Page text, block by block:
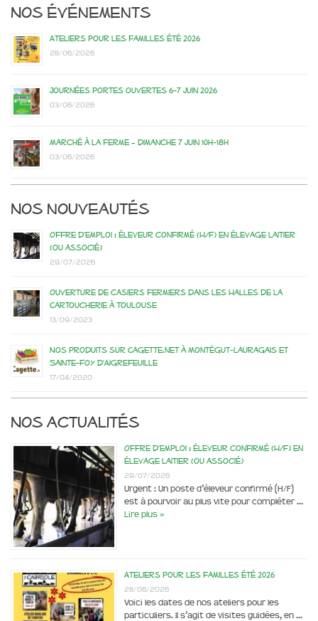
Nos événements
Ateliers pour les familles été 2026
28/06/2026
Journées portes ouvertes 6-7 juin 2026
03/06/2026
Marché à la ferme – dimanche 7 juin 10h-18h
03/06/2026
Nos nouveautés
Offre d’emploi : éleveur confirmé (H/F) en élevage laitier
(ou associé)
29/07/2026
Ouverture de casiers fermiers dans les Halles de la
Cartoucherie à Toulouse
13/09/2023
Nos produits sur Cagette.net à Montégut-Lauragais et
Sainte-Foy d’Aigrefeuille
17/04/2020
Nos actualités
Offre d’emploi : éleveur confirmé (H/F) en
élevage laitier (ou associé)
29/07/2026
Urgent : Un poste d’éleveur confirmé (H/F)
est à pourvoir au plus vite pour compléter …
Lire plus »
Ateliers pour les familles été 2026
28/06/2026
Voici les dates de nos ateliers pour les
particuliers. Il s’agit de visites guidées, en …